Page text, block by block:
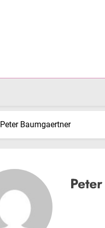
Peter Baumgaertner